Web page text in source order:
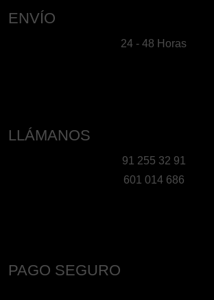
ENVÍO
24 - 48 Horas
LLÁMANOS
91 255 32 91
601 014 686
PAGO SEGURO